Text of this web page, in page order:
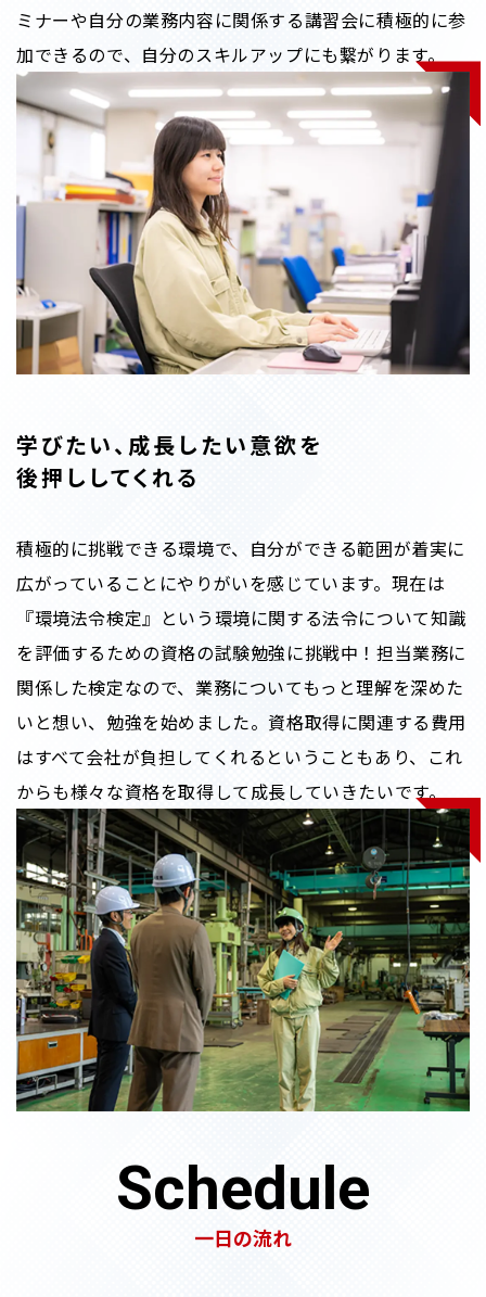
ミナーや自分の業務内容に関係する講習会に積極的に参
加できるので、自分のスキルアップにも繋がります。
学びたい、成長したい意欲を
後押ししてくれる
積極的に挑戦できる環境で、自分ができる範囲が着実に
広がっていることにやりがいを感じています。現在は
『環境法令検定』という環境に関する法令について知識
を評価するための資格の試験勉強に挑戦中！担当業務に
関係した検定なので、業務についてもっと理解を深めた
いと想い、勉強を始めました。資格取得に関連する費用
はすべて会社が負担してくれるということもあり、これ
からも様々な資格を取得して成長していきたいです。
Schedule
一日の流れ